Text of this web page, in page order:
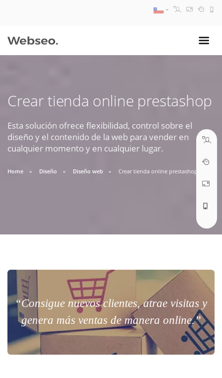
Crear tienda online prestashop
Esta solución ofrece flexibilidad, control sobre el
diseño y el contenido de la web para vender en
cualquier momento y en cualquier lugar.
Home Diseño Diseño web Crear tienda online prestashop
“Consigue nuevos clientes, atrae visitas y
genera más ventas de manera online.”
09:30 AM A 18:30 PM
soporte@webseo.cl
ABRIR TICKET